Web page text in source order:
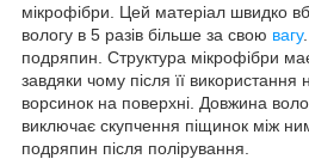
мікрофібри. Цей матеріал швидко
вологу в 5 разів більше за свою вагу
подряпин. Структура мікрофібри
завдяки чому після її використання
ворсинок на поверхні. Довжина
виключає скупчення піщинок між
подряпин після полірування.